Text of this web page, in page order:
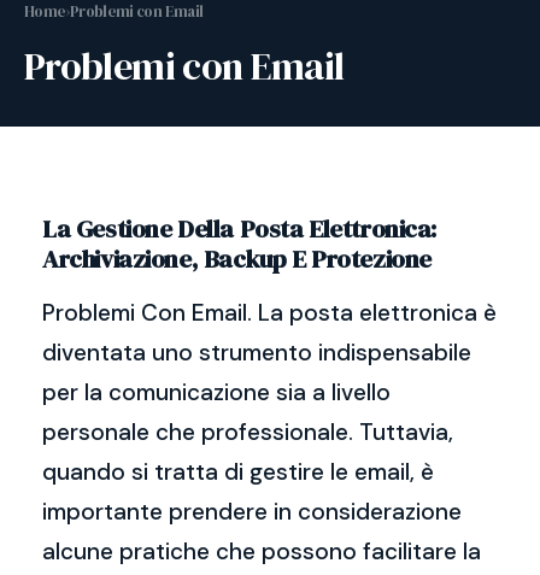
Home›Problemi con Email
Problemi con Email
La Gestione Della Posta Elettronica:
Archiviazione, Backup E Protezione
Problemi Con Email. La posta elettronica è
diventata uno strumento indispensabile
per la comunicazione sia a livello
personale che professionale. Tuttavia,
quando si tratta di gestire le email, è
importante prendere in considerazione
alcune pratiche che possono facilitare la